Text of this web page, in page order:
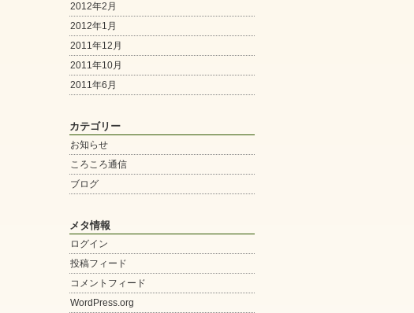
2012年2月
2012年1月
2011年12月
2011年10月
2011年6月
カテゴリー
お知らせ
ころころ通信
ブログ
メタ情報
ログイン
投稿フィード
コメントフィード
WordPress.org